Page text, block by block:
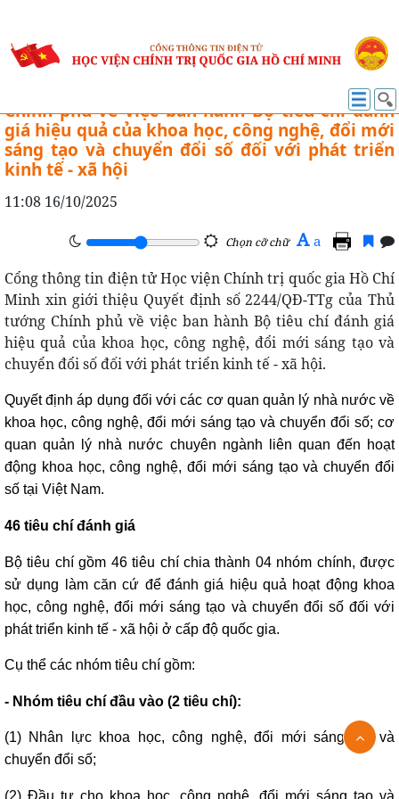
VĂN BẢN MỚI
Quyết định số 2244/QĐ-TTg của Thủ tướng
Chính phủ về việc ban hành Bộ tiêu chí đánh
giá hiệu quả của khoa học, công nghệ, đổi mới
sáng tạo và chuyển đổi số đối với phát triển
kinh tế - xã hội
11:08 16/10/2025
Chọn cỡ chữ A a
Cổng thông tin điện tử Học viện Chính trị quốc gia Hồ Chí
Minh xin giới thiệu Quyết định số 2244/QĐ-TTg của Thủ
tướng Chính phủ về việc ban hành Bộ tiêu chí đánh giá
hiệu quả của khoa học, công nghệ, đổi mới sáng tạo và
chuyển đổi số đối với phát triển kinh tế - xã hội.
Quyết định áp dụng đối với các cơ quan quản lý nhà nước về
khoa học, công nghệ, đổi mới sáng tạo và chuyển đổi số; cơ
quan quản lý nhà nước chuyên ngành liên quan đến hoạt
động khoa học, công nghệ, đổi mới sáng tạo và chuyển đổi
số tại Việt Nam.
46 tiêu chí đánh giá
Bộ tiêu chí gồm 46 tiêu chí chia thành 04 nhóm chính, được
sử dụng làm căn cứ để đánh giá hiệu quả hoạt động khoa
học, công nghệ, đổi mới sáng tạo và chuyển đổi số đối với
phát triển kinh tế - xã hội ở cấp độ quốc gia.
Cụ thể các nhóm tiêu chí gồm:
- Nhóm tiêu chí đầu vào (2 tiêu chí):
(1) Nhân lực khoa học, công nghệ, đổi mới sáng tạo và
chuyển đổi số;
(2) Đầu tư cho khoa học, công nghệ, đổi mới sáng tạo và